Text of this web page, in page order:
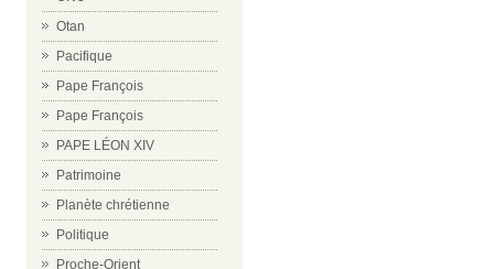
Otan
Pacifique
Pape François
Pape François
PAPE LÉON XIV
Patrimoine
Planète chrétienne
Politique
Proche-Orient